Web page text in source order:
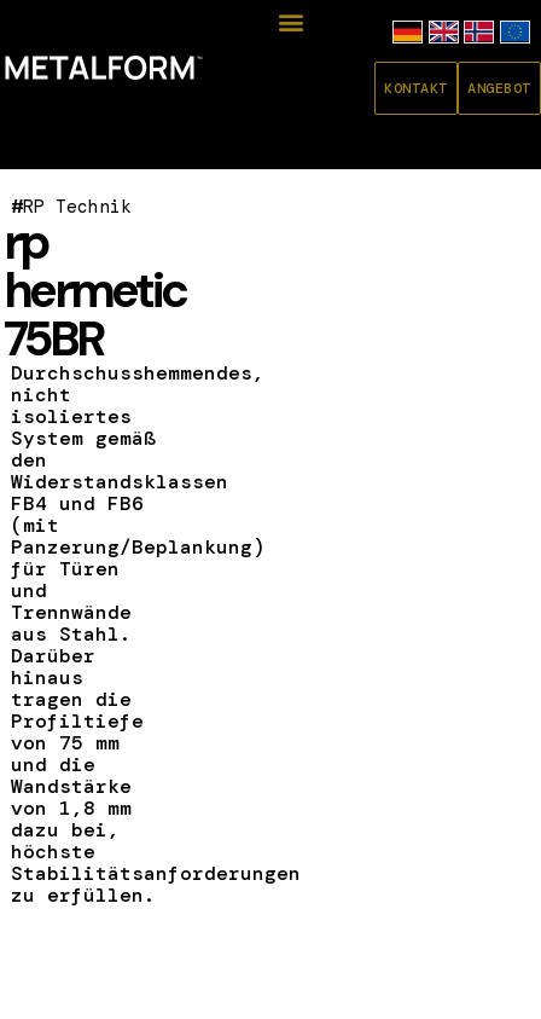
KONTAKT ANGEBOT
#RP Technik
rp
hermetic
75BR
Durchschusshemmendes,
nicht
isoliertes
System gemäß
den
Widerstandsklassen
FB4 und FB6
(mit
Panzerung/Beplankung)
für Türen
und
Trennwände
aus Stahl.
Darüber
hinaus
tragen die
Profiltiefe
von 75 mm
und die
Wandstärke
von 1,8 mm
dazu bei,
höchste
Stabilitätsanforderungen
zu erfüllen.